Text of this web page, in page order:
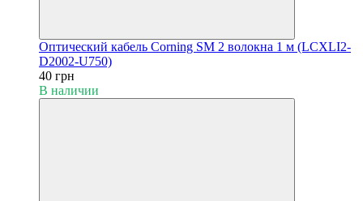
Оптический кабель Corning SM 2 волокна 1 м (LCXLI2-
D2002-U750)
40 грн
В наличии